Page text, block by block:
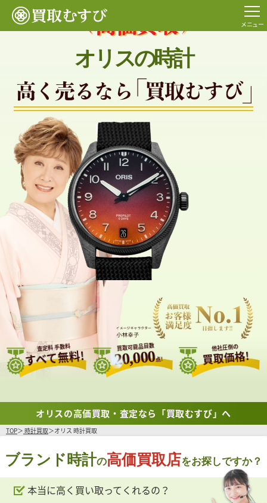
メニュー
オリスの時計
査定料 手数料
すべて無料!
買取可能品目数
20,000点!
他社圧倒の
買取価格!
オリスの高価買取・査定なら「買取むすび」へ
TOP 時計買取 オリス 時計買取
ブランド時計の高価買取店をお探しですか？
本当に高く買い取ってくれるの？